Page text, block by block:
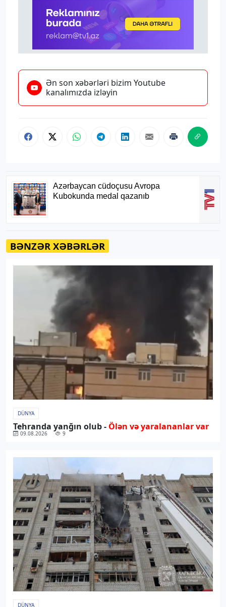
Ən son xəbərləri bizim Youtube
kanalımızda izləyin
BƏNZƏR XƏBƏRLƏR
DÜNYA
Tehranda yanğın olub - Ölən və yaralananlar var
09.08.2026 9
DÜNYA